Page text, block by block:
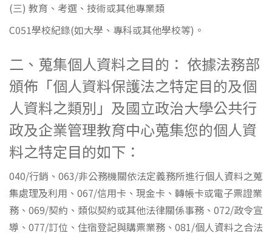
(三) 教育、考選、技術或其他專業類
C051學校紀錄(如大學、專科或其他學校等)。
二、蒐集個人資料之目的： 依據法務部
頒佈「個人資料保護法之特定目的及個
人資料之類別」及國立政治大學公共行
政及企業管理教育中心蒐集您的個人資
料之特定目的如下：
040/行銷、063/非公務機關依法定義務所進行個人資料之蒐
集處理及利用、067/信用卡、現金卡、轉帳卡或電子票證業
務、069/契約、類似契約或其他法律關係事務、072/政令宣
導、077/訂位、住宿登記與購票業務、081/個人資料之合法